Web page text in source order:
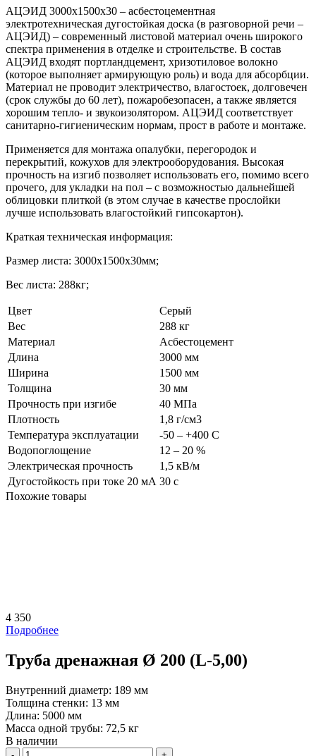
АЦЭИД 3000х1500х30 – асбестоцементная
электротехническая дугостойкая доска (в разговорной речи –
АЦЭИД) – современный листовой материал очень широкого
спектра применения в отделке и строительстве. В состав
АЦЭИД входят портландцемент, хризотиловое волокно
(которое выполняет армирующую роль) и вода для абсорбции.
Материал не проводит электричество, влагостоек, долговечен
(срок службы до 60 лет), пожаробезопасен, а также является
хорошим тепло- и звукоизолятором. АЦЭИД соответствует
санитарно-гигиеническим нормам, прост в работе и монтаже.
Применяется для монтажа опалубки, перегородок и
перекрытий, кожухов для электрооборудования. Высокая
прочность на изгиб позволяет использовать его, помимо всего
прочего, для укладки на пол – с возможностью дальнейшей
облицовки плиткой (в этом случае в качестве прослойки
лучше использовать влагостойкий гипсокартон).
Краткая техническая информация:
Размер листа: 3000х1500х30мм;
Вес листа: 288кг;
Цвет
Серый
Вес
288 кг
Материал
Асбестоцемент
Длина
3000 мм
Ширина
1500 мм
Толщина
30 мм
Прочность при изгибе
40 МПа
Плотность
1,8 г/см3
Температура эксплуатации
-50 – +400 С
Водопоглощение
12 – 20 %
Электрическая прочность
1,5 кВ/м
Дугостойкость при токе 20 мА 30 с
Похожие товары
4 350
Подробнее
Труба дренажная Ø 200 (L-5,00)
Внутренний диаметр: 189 мм
Толщина стенки: 13 мм
Длина: 5000 мм
Масса одной трубы: 72,5 кг
В наличии
Количество